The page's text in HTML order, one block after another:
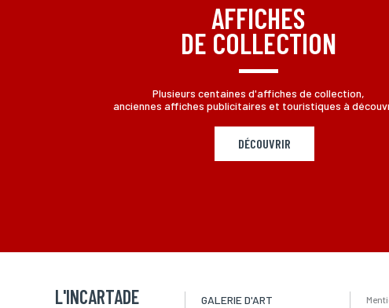
AFFICHES
DE COLLECTION
Plusieurs centaines d'affiches de collection,
anciennes affiches publicitaires et touristiques à
DÉCOUVRIR
L'INCARTADE GALERIE D'ART